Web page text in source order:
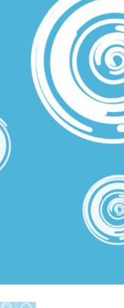
Επεξεργασία
φωτογραφιών